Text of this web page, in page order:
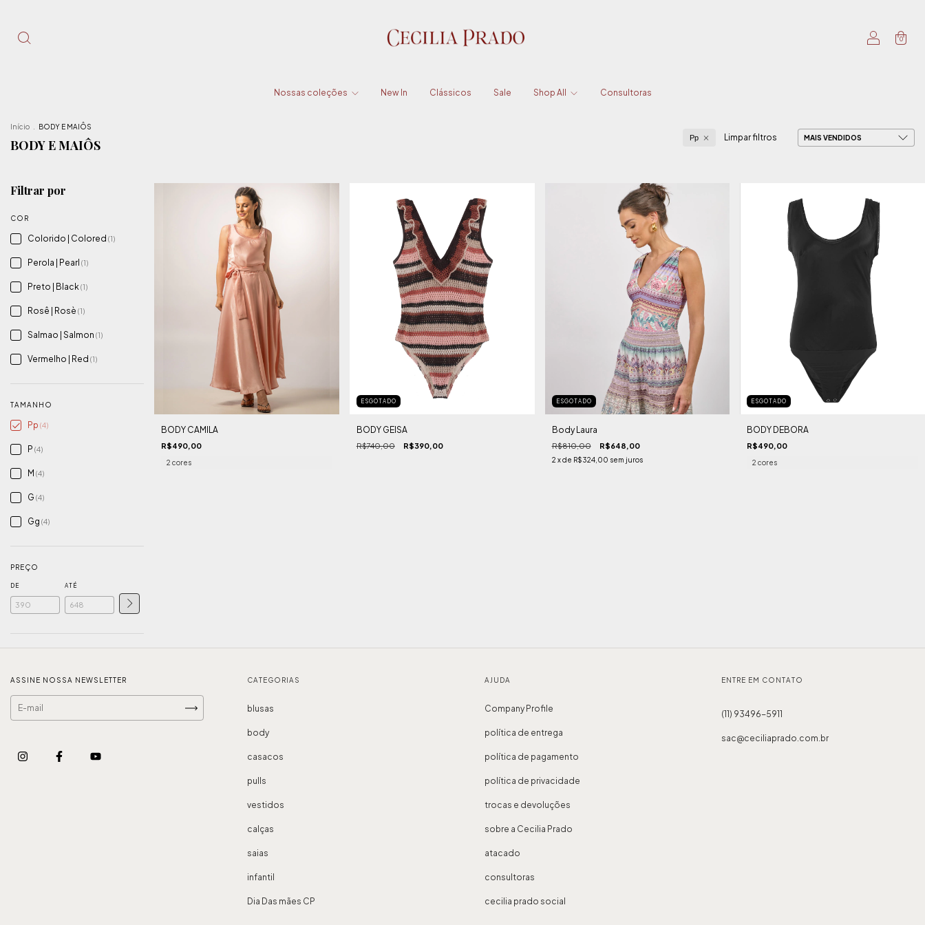
0
Nossas coleções New In Clássicos Sale Shop All Consultoras
Início BODY E MAIÔS
BODY E MAIÔS Pp Limpar filtros
Filtrar por
COR
Colorido | Colored (1)
Perola | Pearl (1)
Preto | Black(1)
Rosê | Rosè (1)
Salmao | Salmon (1)
Vermelho | Red (1)
TAMANHO
Pp (4)
P (4)
M (4)
G (4)
Gg (4)
PREÇO
DE ATÉ
BODY CAMILA
R$490,00
2 cores
ESGOTADO
BODY GEISA
R$740,00 R$390,00
ESGOTADO
Body Laura
R$810,00 R$648,00
2 x de R$324,00 sem juros
ESGOTADO
BODY DEBORA
R$490,00
2 cores
ASSINE NOSSA NEWSLETTER CATEGORIAS
blusas
body
casacos
pulls
vestidos
calças
saias
infantil
Dia Das mães CP
AJUDA
Company Profile
política de entrega
política de pagamento
política de privacidade
trocas e devoluções
sobre a Cecilia Prado
atacado
consultoras
cecilia prado social
ENTRE EM CONTATO
(11) 93496-5911
sac@ceciliaprado.com.br